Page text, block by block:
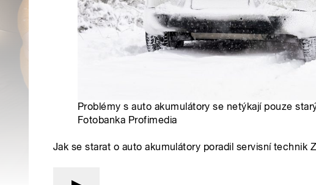
Problémy s auto akumulátory se netýkají pouze
Fotobanka Profimedia
Jak se starat o auto akumulátory poradil servisní technik